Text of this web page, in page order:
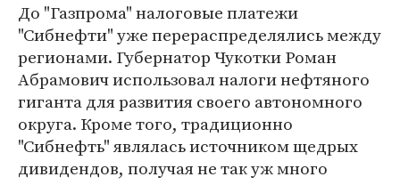
До "Газпрома" налоговые платежи
"Сибнефти" уже перераспределялись между
регионами. Губернатор Чукотки Роман
Абрамович использовал налоги нефтяного
гиганта для развития своего автономного
округа. Кроме того, традиционно
"Сибнефть" являлась источником щедрых
дивидендов, получая не так уж много